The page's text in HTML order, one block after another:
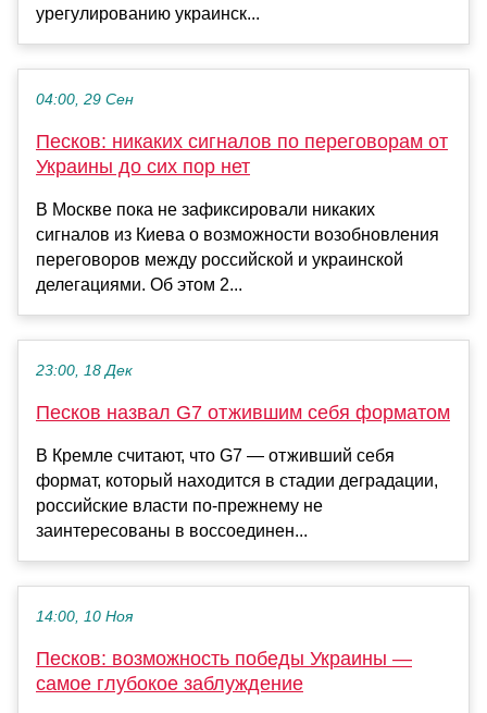
урегулированию украинск...
04:00, 29 Сен
Песков: никаких сигналов по переговорам от
Украины до сих пор нет
В Москве пока не зафиксировали никаких
сигналов из Киева о возможности возобновления
переговоров между российской и украинской
делегациями. Об этом 2...
23:00, 18 Дек
Песков назвал G7 отжившим себя форматом
В Кремле считают, что G7 — отживший себя
формат, который находится в стадии деградации,
российские власти по-прежнему не
заинтересованы в воссоединен...
14:00, 10 Ноя
Песков: возможность победы Украины —
самое глубокое заблуждение